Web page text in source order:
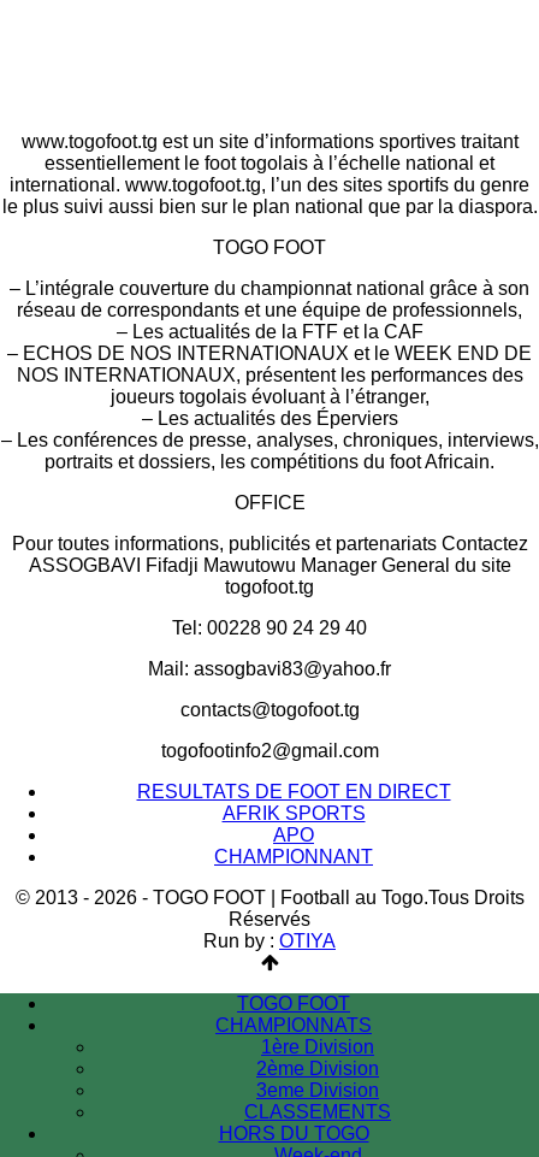
www.togofoot.tg est un site d’informations sportives traitant
essentiellement le foot togolais à l’échelle national et
international. www.togofoot.tg, l’un des sites sportifs du genre
le plus suivi aussi bien sur le plan national que par la diaspora.
TOGO FOOT
– L’intégrale couverture du championnat national grâce à son
réseau de correspondants et une équipe de professionnels,
– Les actualités de la FTF et la CAF
– ECHOS DE NOS INTERNATIONAUX et le WEEK END DE
NOS INTERNATIONAUX, présentent les performances des
joueurs togolais évoluant à l’étranger,
– Les actualités des Éperviers
– Les conférences de presse, analyses, chroniques, interviews,
portraits et dossiers, les compétitions du foot Africain.
OFFICE
Pour toutes informations, publicités et partenariats Contactez
ASSOGBAVI Fifadji Mawutowu Manager General du site
togofoot.tg
Tel: 00228 90 24 29 40
Mail: assogbavi83@yahoo.fr
contacts@togofoot.tg
togofootinfo2@gmail.com
RESULTATS DE FOOT EN DIRECT
AFRIK SPORTS
APO
CHAMPIONNANT
© 2013 - 2026 - TOGO FOOT | Football au Togo.Tous Droits
Réservés
Run by : OTIYA
TOGO FOOT
CHAMPIONNATS
1ère Division
2ème Division
3eme Division
CLASSEMENTS
HORS DU TOGO